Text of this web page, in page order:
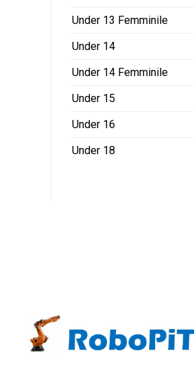
Under 13 Femminile
Under 14
Under 14 Femminile
Under 15
Under 16
Under 18